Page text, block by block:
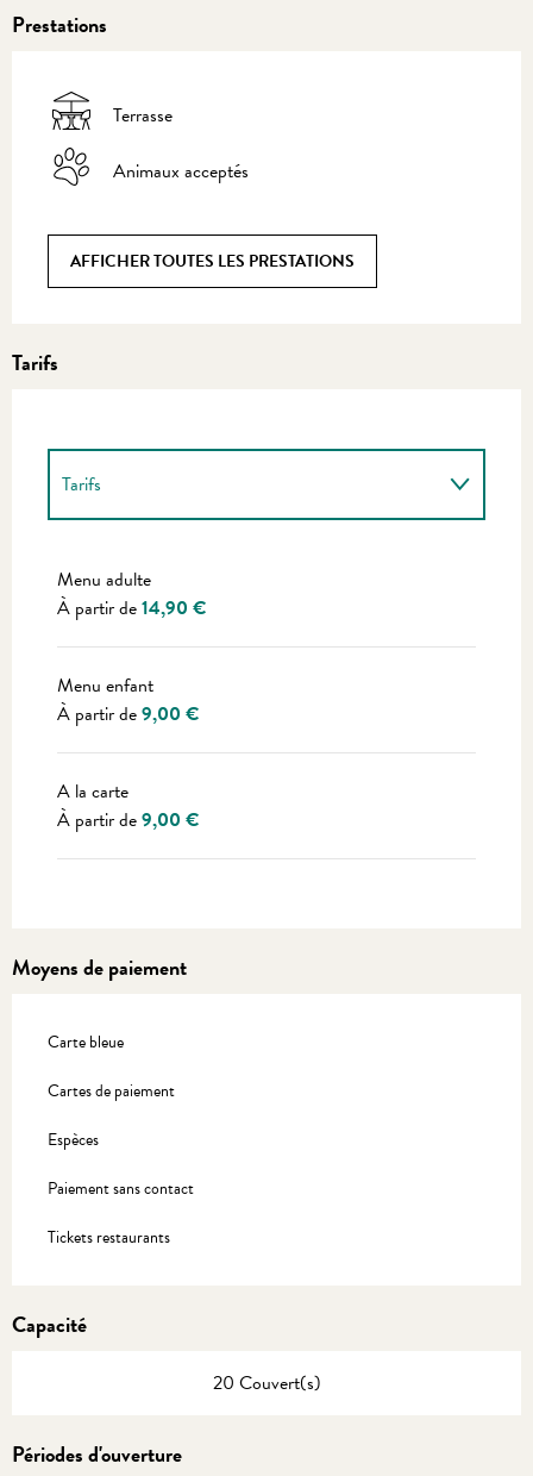
Prestations
Terrasse
Animaux acceptés
AFFICHER TOUTES LES PRESTATIONS
Tarifs
Tarifs
Menu adulte
À partir de14,90 €
Menu enfant
À partir de9,00 €
A la carte
À partir de9,00 €
Moyens de paiement
Carte bleue
Cartes de paiement
Espèces
Paiement sans contact
Tickets restaurants
Capacité
20 Couvert(s)
Périodes d'ouverture